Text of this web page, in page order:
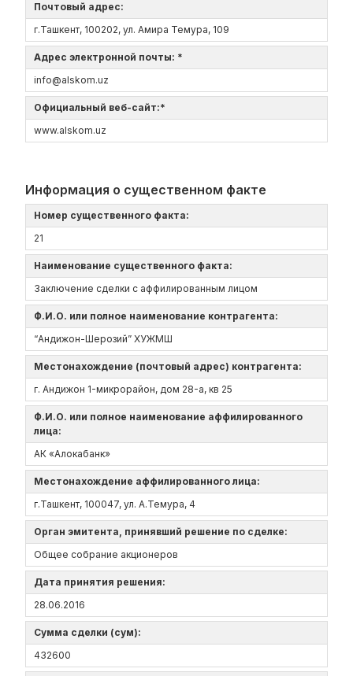
Почтовый адрес:
г.Ташкент, 100202, ул. Амира Темура, 109
Адрес электронной почты: *
info@alskom.uz
Официальный веб-сайт:*
www.alskom.uz
Информация о существенном факте
Номер существенного факта:
21
Наименование существенного факта:
Заключение сделки с аффилированным лицом
Ф.И.О. или полное наименование контрагента:
“Андижон-Шерозий” ХУЖМШ
Местонахождение (почтовый адрес) контрагента:
г. Андижон 1-микрорайон, дом 28-а, кв 25
Ф.И.О. или полное наименование аффилированного
лица:
АК «Алокабанк»
Местонахождение аффилированного лица:
г.Ташкент, 100047, ул. А.Темура, 4
Орган эмитента, принявший решение по сделке:
Общее собрание акционеров
Дата принятия решения:
28.06.2016
Сумма сделки (сум):
432600